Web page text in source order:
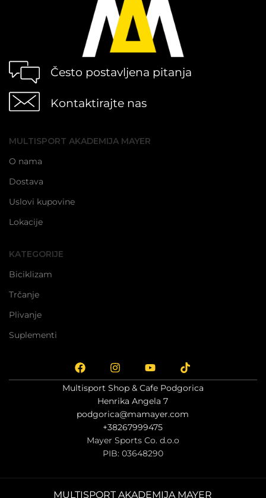
Često postavljena pitanja
Kontaktirajte nas
MULTISPORT AKADEMIJA MAYER
O nama
Dostava
Uslovi kupovine
Lokacije
KATEGORIJE
Biciklizam
Trčanje
Plivanje
Suplementi
Multisport Shop & Cafe Podgorica
Henrika Angela 7
podgorica@mamayer.com
+38267999475
Mayer Sports Co. d.o.o
PIB: 03648290
MULTISPORT AKADEMIJA MAYER